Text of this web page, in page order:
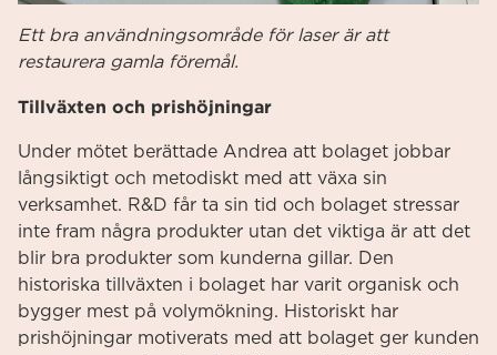
Ett bra användningsområde för laser är att
restaurera gamla föremål.
Tillväxten och prishöjningar
Under mötet berättade Andrea att bolaget jobbar
långsiktigt och metodiskt med att växa sin
verksamhet. R&D får ta sin tid och bolaget stressar
inte fram några produkter utan det viktiga är att det
blir bra produkter som kunderna gillar. Den
historiska tillväxten i bolaget har varit organisk och
bygger mest på volymökning. Historiskt har
prishöjningar motiverats med att bolaget ger kunden